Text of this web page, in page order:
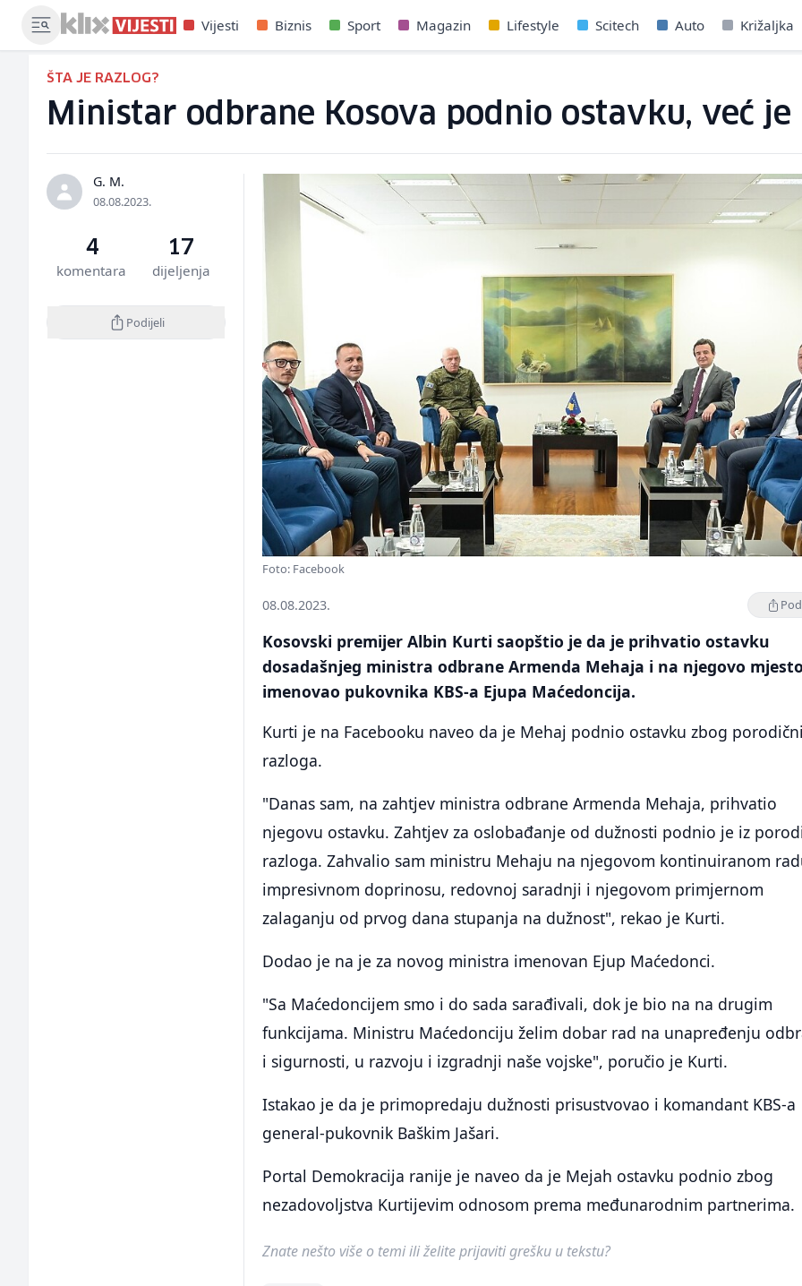
Vijesti Biznis Sport Magazin Lifestyle Scitech Auto Križaljka
ŠTA JE RAZLOG?
Ministar odbrane Kosova podnio ostavku, već
G. M.
08.08.2023.
4
komentara
17
dijeljenja
Podijeli
Foto: Facebook
08.08.2023.
Kosovski premijer Albin Kurti saopštio je da je prihvatio ostavku
dosadašnjeg ministra odbrane Armenda Mehaja i na njegovo mjesto
imenovao pukovnika KBS-a Ejupa Maćedoncija.
Kurti je na Facebooku naveo da je Mehaj podnio ostavku zbog
razloga.
"Danas sam, na zahtjev ministra odbrane Armenda Mehaja, prihvatio
njegovu ostavku. Zahtjev za oslobađanje od dužnosti podnio je iz
razloga. Zahvalio sam ministru Mehaju na njegovom kontinuiranom
impresivnom doprinosu, redovnoj saradnji i njegovom primjernom
zalaganju od prvog dana stupanja na dužnost", rekao je Kurti.
Dodao je na je za novog ministra imenovan Ejup Maćedonci.
"Sa Maćedoncijem smo i do sada sarađivali, dok je bio na na drugim
funkcijama. Ministru Maćedonciju želim dobar rad na unapređenju
i sigurnosti, u razvoju i izgradnji naše vojske", poručio je Kurti.
Istakao je da je primopredaju dužnosti prisustvovao i komandant KBS-a
general-pukovnik Baškim Jašari.
Portal Demokracija ranije je naveo da je Mejah ostavku podnio zbog
nezadovoljstva Kurtijevim odnosom prema međunarodnim partnerima.
Znate nešto više o temi ili želite prijaviti grešku u tekstu?